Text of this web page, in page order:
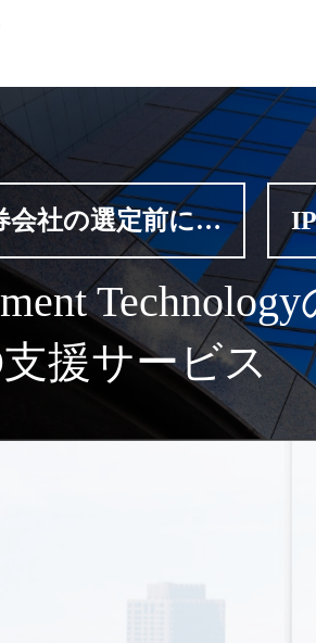
ション
会社の選定前に…
Technology
援サービス